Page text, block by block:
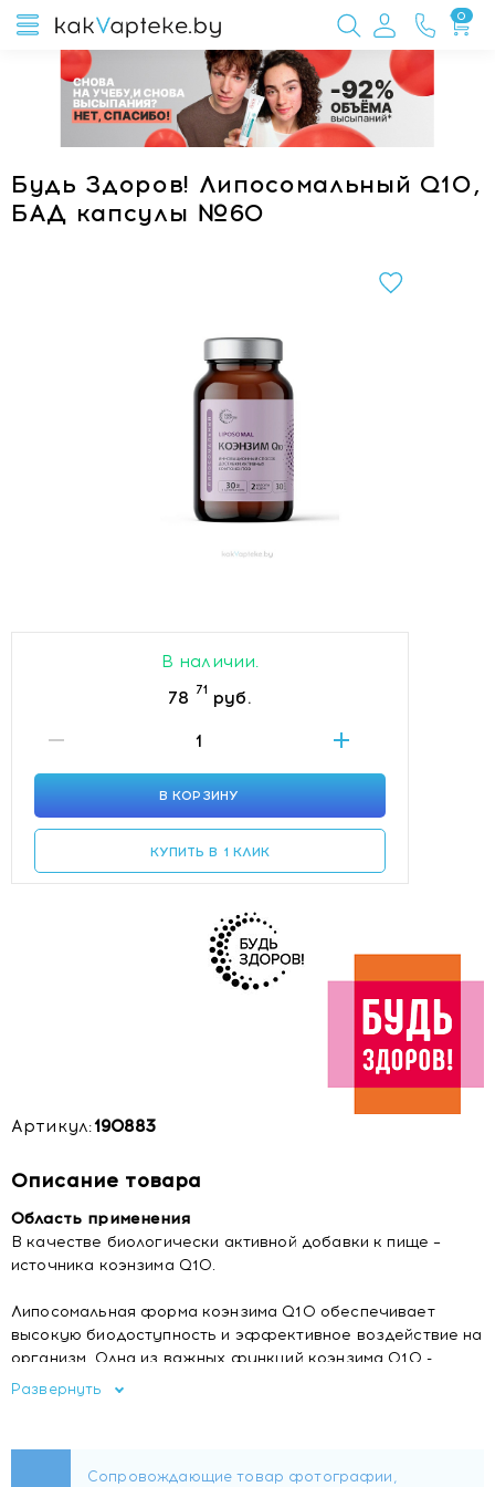
0
Будь Здоров! Липосомальный Q10,
БАД капсулы №60
В наличии.
78 71 руб.
В КОРЗИНУ
КУПИТЬ В 1 КЛИК
Артикул:190883
Описание товара
Область применения
В качестве биологически активной добавки к пище –
источника коэнзима Q10.
Липосомальная форма коэнзима Q10 обеспечивает
высокую биодоступность и эффективное воздействие на
организм. Одна из важных функций коэнзима Q10 -
поддержка работы сердечно-сосудистой системы. Он
регенерации клеток, способствует замедлению
возрастных изменений и улучшению состояния кожи.
Развернуть